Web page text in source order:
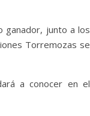
ganador, junto a los
Torremozas se
a conocer en el